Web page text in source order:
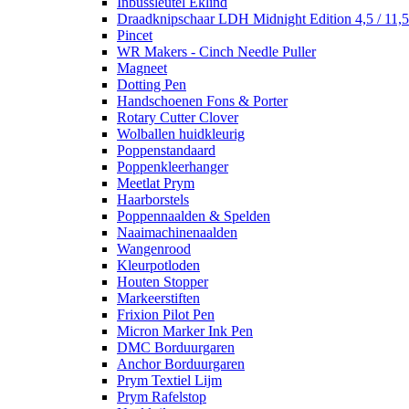
Draadknipschaar LDH Midnight Edition 4,5 /
Pincet
WR Makers - Cinch Needle Puller
Magneet
Dotting Pen
Handschoenen Fons & Porter
Rotary Cutter Clover
Wolballen huidkleurig
Poppenstandaard
Poppenkleerhanger
Meetlat Prym
Haarborstels
Poppennaalden & Spelden
Naaimachinenaalden
Wangenrood
Kleurpotloden
Houten Stopper
Markeerstiften
Frixion Pilot Pen
Micron Marker Ink Pen
DMC Borduurgaren
Anchor Borduurgaren
Prym Textiel Lijm
Prym Rafelstop